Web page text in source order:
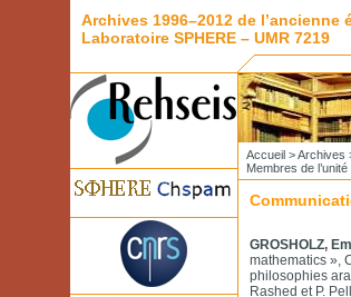
Archives 1996–2012 de l’ancienne
Laboratoire SPHERE – UMR 7219
Accueil>Archives
Membres de
GROSHOLZ,
mathematics »,
philosophies
Rashed et P.